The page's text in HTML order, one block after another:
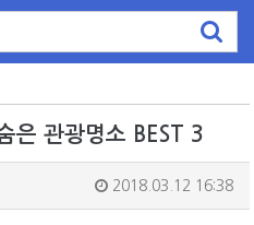
은 관광명소 BEST 3
2018.03.12 16:38